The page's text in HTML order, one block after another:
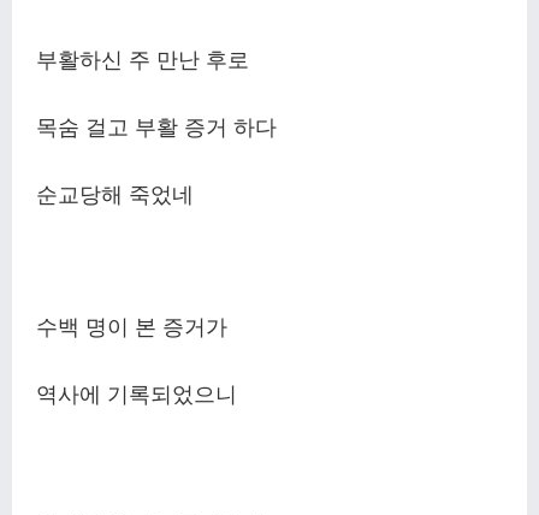
부활하신 주 만난 후로
목숨 걸고 부활 증거 하다
순교당해 죽었네
수백 명이 본 증거가
역사에 기록되었으니